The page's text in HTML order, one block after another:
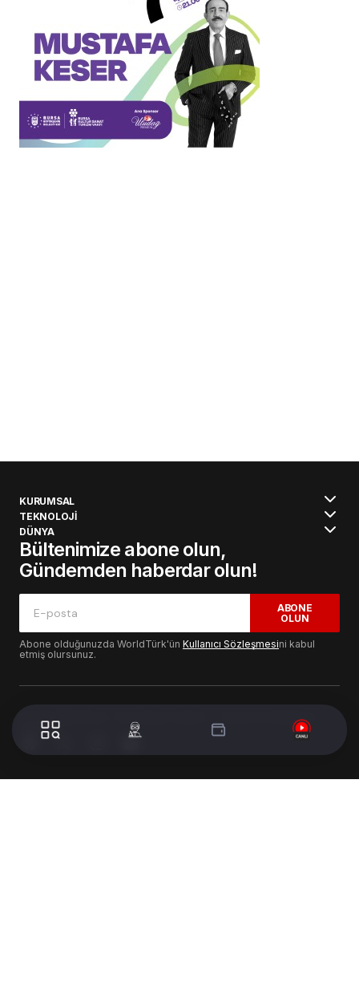
KURUMSAL
TEKNOLOJİ
DÜNYA
Bültenimize abone olun,
Gündemden haberdar olun!
ABONE
OLUN
Abone olduğunuzda WorldTürk'ün Kullanıcı Sözleşmesini kabul
etmiş olursunuz.
© 2024 WorldTurk. Tüm Hakları Saklıdır. - Tasarım & Geliştirme :
Volion's